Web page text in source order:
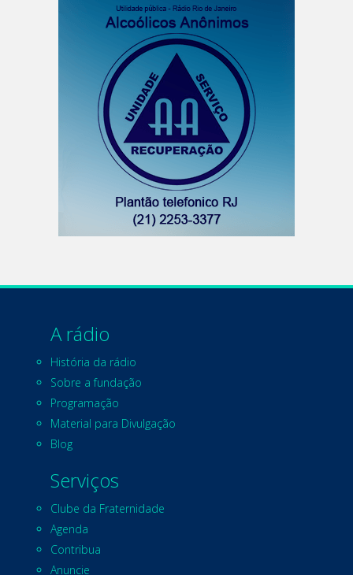
A rádio
História da rádio
Sobre a fundação
Programação
Material para Divulgação
Blog
Serviços
Clube da Fraternidade
Agenda
Contribua
Anuncie